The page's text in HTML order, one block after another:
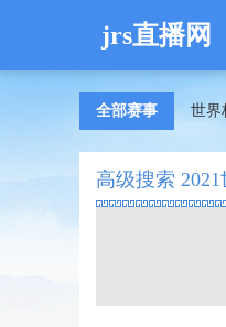
jrs直播网
全部赛事 世界
高级搜索